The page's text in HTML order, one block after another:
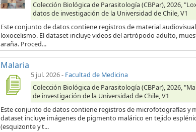
Colección Biológica de Parasitología (CBPar), 2026,
datos de investigación de la Universidad de Chile, V1
Este conjunto de datos contiene registros de material
loxocelismo. El dataset incluye videos del artrópodo adulto,
araña. Proced...
Malaria
5 jul. 2026- Facultad de Medicina
Colección Biológica de Parasitología (CBPar), 2026,
de investigación de la Universidad de Chile, V1
Este conjunto de datos contiene registros de microfotografías y
dataset incluye imágenes de pigmento malárico en tejido
(esquizonte y t...